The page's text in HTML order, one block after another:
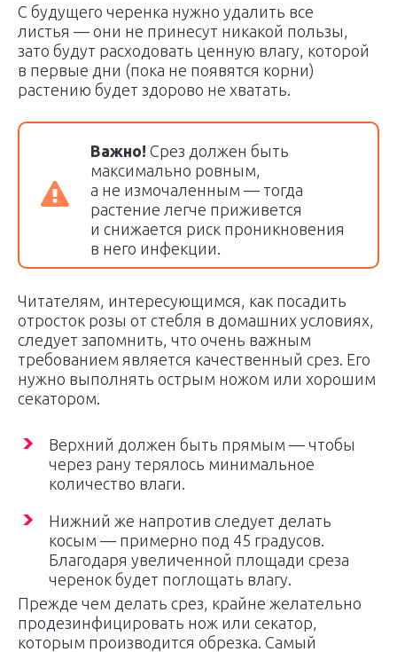
С будущего черенка нужно удалить все
листья — они не принесут никакой пользы,
зато будут расходовать ценную влагу, которой
в первые дни (пока не появятся корни)
растению будет здорово не хватать.
Важно! Срез должен быть
максимально ровным,
а не измочаленным — тогда
растение легче приживется
и снижается риск проникновения
в него инфекции.
Читателям, интересующимся, как посадить
отросток розы от стебля в домашних условиях,
следует запомнить, что очень важным
требованием является качественный срез. Его
нужно выполнять острым ножом или хорошим
секатором.
Верхний должен быть прямым — чтобы
через рану терялось минимальное
количество влаги.
Нижний же напротив следует делать
косым — примерно под 45 градусов.
Благодаря увеличенной площади среза
черенок будет поглощать влагу.
Прежде чем делать срез, крайне желательно
продезинфицировать нож или секатор,
которым производится обрезка. Самый